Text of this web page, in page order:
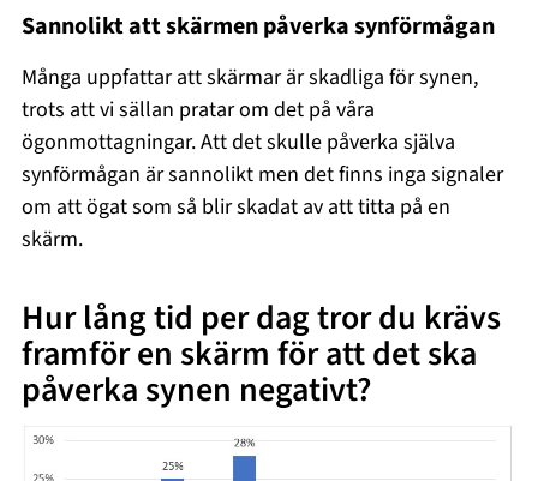
Sannolikt att skärmen påverka synförmågan
Många uppfattar att skärmar är skadliga för synen,
trots att vi sällan pratar om det på våra
ögonmottagningar. Att det skulle påverka själva
synförmågan är sannolikt men det finns inga signaler
om att ögat som så blir skadat av att titta på en
skärm.
Hur lång tid per dag tror du krävs
framför en skärm för att det ska
påverka synen negativt?